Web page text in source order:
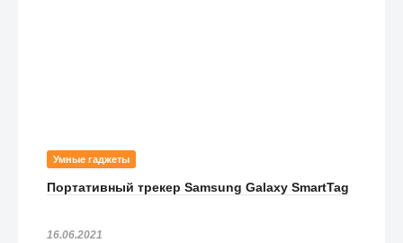
Умные гаджеты
Портативный трекер Samsung Galaxy SmartTag
16.06.2021